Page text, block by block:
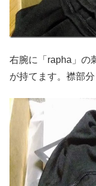
右腕に「rapha」の
が持てます。襟部